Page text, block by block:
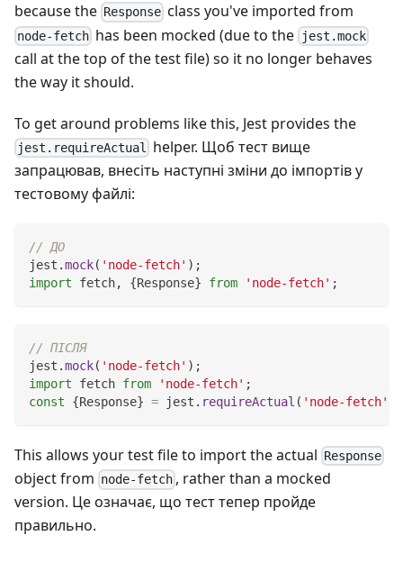
because the Response class you've imported from
node-fetch has been mocked (due to the jest.mock
call at the top of the test file) so it no longer behaves
the way it should.
To get around problems like this, Jest provides the
jest.requireActual
helper. Щоб тест вище
запрацював, внесіть наступні зміни до імпортів у
тестовому файлі:
// ДО
jest .mock( 'node-fetch' ) ;
import
fetch, {Response} from 'node-fetch' ;
// ПІСЛЯ
jest .mock( 'node-fetch' ) ;
import
fetch from 'node-fetch' ;
const
{Response} = jest . requireActual ( 'node-fetch'
This allows your test file to import the actual Response
object from node-fetch , rather than a mocked
version. Це означає, що тест тепер пройде
правильно.